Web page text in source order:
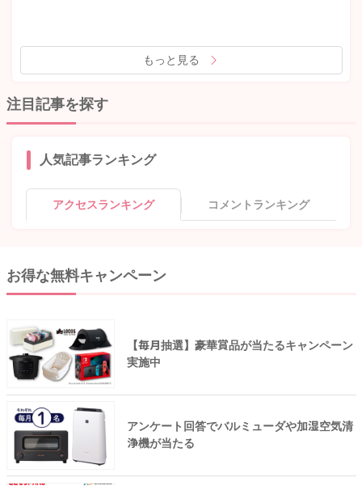
もっと見る
注目記事を探す
人気記事ランキング
アクセスランキング コメントランキング
お得な無料キャンペーン
【毎月抽選】豪華賞品が当たるキャンペーン
実施中
アンケート回答でバルミューダや加湿空気清
浄機が当たる